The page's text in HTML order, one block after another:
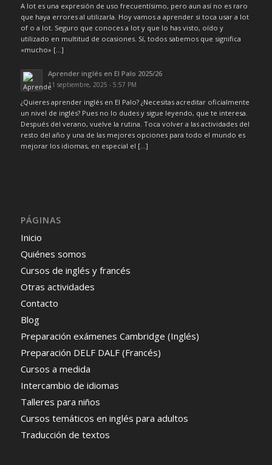
A lot es una expresión de uso frecuentísimo, pero aun así no es raro
que haya errores al utilizarla. Hoy vamos a aprender si toca usar a lot
of o a lot. Seguro que conoces a lot y que lo has visto, oído y
utilizado en multitud de ocasiones. Sí, todos sabemos que significa
«mucho» […]
Aprender inglés en El Palo 2025/26
11 septiembre, 2025 - 5:57 PM
¿Quieres aprender inglés en El Palo? ¿Necesitas acreditar oficialmente
un nivel de inglés? Pues no lo dudes y sigue leyendo, que te interesa.
Después del verano, vuelve la rutina. Toca volver a las actividades del
resto del año y una de las mejores opciones para todo el mundo es
mejorar los idiomas, en especial el […]
PÁGINAS
Inicio
Quiénes somos
Cursos de inglés y francés
Otras actividades
Contacto
Blog
Preparación exámenes Cambridge (Inglés)
Preparación DELF DALF (Francés)
Cursos a medida
Intercambio de idiomas
Talleres para niños
Cursos temáticos en inglés para adultos
Traducción de textos